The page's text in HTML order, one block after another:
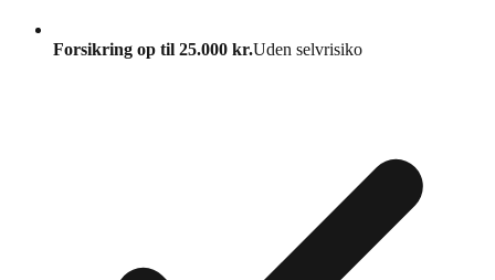
Forsikring op til 25.000 kr.Uden selvrisiko